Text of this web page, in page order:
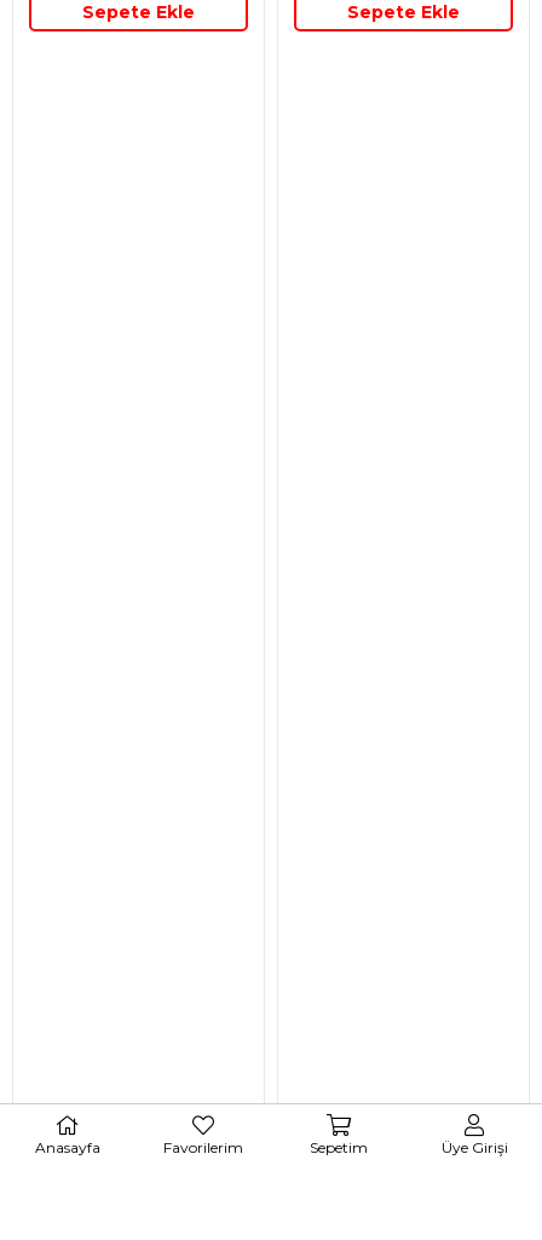
Anasayfa Favorilerim Sepetim Üye Girişi